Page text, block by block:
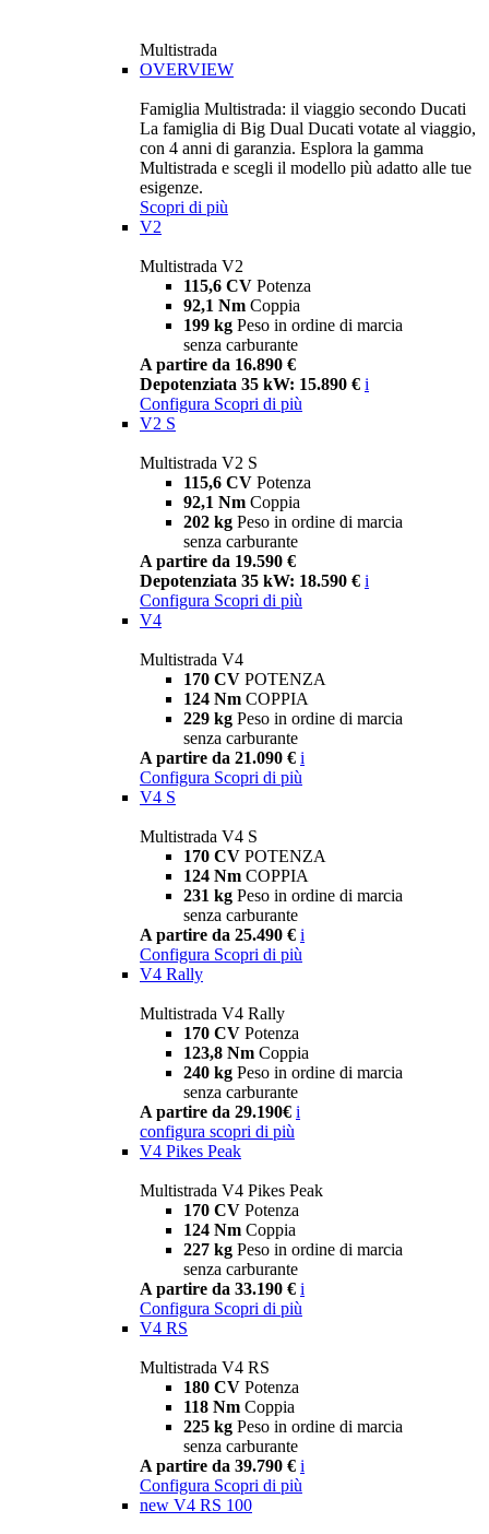
Multistrada
OVERVIEW
Famiglia Multistrada: il viaggio secondo Ducati
La famiglia di Big Dual Ducati votate al viaggio,
con 4 anni di garanzia. Esplora la gamma
Multistrada e scegli il modello più adatto alle tue
esigenze.
Scopri di più
V2
Multistrada V2
115,6 CV Potenza
92,1 Nm Coppia
199 kg Peso in ordine di marcia
senza carburante
A partire da 16.890 €
Depotenziata 35 kW: 15.890 € i
Configura Scopri di più
V2 S
Multistrada V2 S
115,6 CV Potenza
92,1 Nm Coppia
202 kg Peso in ordine di marcia
senza carburante
A partire da 19.590 €
Depotenziata 35 kW: 18.590 € i
Configura Scopri di più
V4
Multistrada V4
170 CV POTENZA
124 Nm COPPIA
229 kg Peso in ordine di marcia
senza carburante
A partire da 21.090 € i
Configura Scopri di più
V4 S
Multistrada V4 S
170 CV POTENZA
124 Nm COPPIA
231 kg Peso in ordine di marcia
senza carburante
A partire da 25.490 € i
Configura Scopri di più
V4 Rally
Multistrada V4 Rally
170 CV Potenza
123,8 Nm Coppia
240 kg Peso in ordine di marcia
senza carburante
A partire da 29.190€ i
configura scopri di più
V4 Pikes Peak
Multistrada V4 Pikes Peak
170 CV Potenza
124 Nm Coppia
227 kg Peso in ordine di marcia
senza carburante
A partire da 33.190 € i
Configura Scopri di più
V4 RS
Multistrada V4 RS
180 CV Potenza
118 Nm Coppia
225 kg Peso in ordine di marcia
senza carburante
A partire da 39.790 € i
Configura Scopri di più
new V4 RS 100